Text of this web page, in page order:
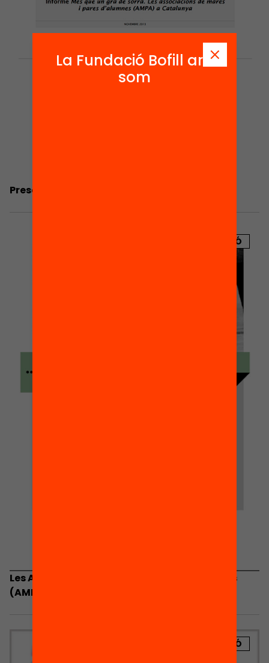
Presentació: Quin és el futur de les AMPA?
PUBLICACIÓ
Les Associacions de Mares i Pares d’Alumnes
(AMPA). Estat de la qüestió a Catalunya
PUBLICACIÓ
La Fundació Bofill ara
som